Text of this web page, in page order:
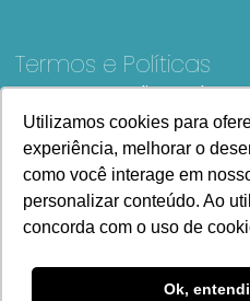
Utilizamos cookies para
experiência, melhorar o
como você interage em
personalizar conteúdo. Ao
concorda com o uso de
Ok,
Utilizamos cookies para
experiência, melhorar o
como você interage em
personalizar conteúdo. Ao
concorda com o uso de
Ok,
Termos e Políticas
Termos e condições de Uso